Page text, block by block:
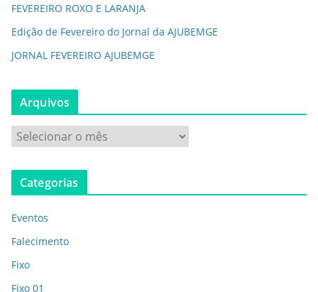
FEVEREIRO ROXO E LARANJA
Edição de Fevereiro do Jornal da AJUBEMGE
JORNAL FEVEREIRO AJUBEMGE
Arquivos
Categorias
Eventos
Falecimento
Fixo
Fixo 01